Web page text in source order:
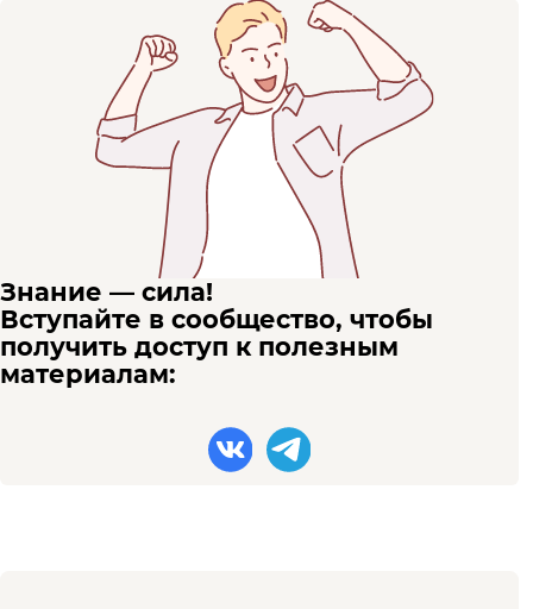
Знание — сила!
Вступайте в сообщество, чтобы
получить доступ к полезным
материалам: